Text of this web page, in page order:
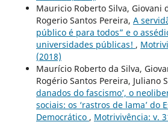
Mauricio Roberto Silva, Giovani
Rogerio Santos Pereira, A
público é para todos” e o
universidades públicas! ,
(2018)
Maurício Roberto da Silva,
Rogério Santos Pereira, Juliano
danados do fascismo’, o
sociais: os ‘rastros de lama’ do
Democrático , Motrivivência: v.